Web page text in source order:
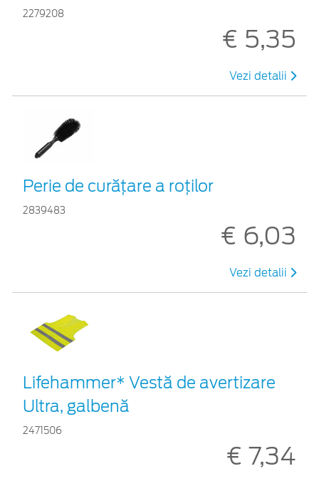
2279208
€ 5,35
Vezi detalii
Perie de curățare a roților
2839483
€ 6,03
Vezi detalii
Lifehammer* Vestă de avertizare
Ultra, galbenă
2471506
€ 7,34